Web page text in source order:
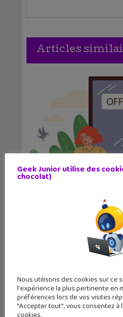
Articles
Vocageek #60 :
numérique ?...
Geek Junior utilise des
chocolat)
Nous utilisons des cookies sur ce
l'expérience la plus pertinente en
préférences lors de vos visites
"Accepter tout", vous consentez à